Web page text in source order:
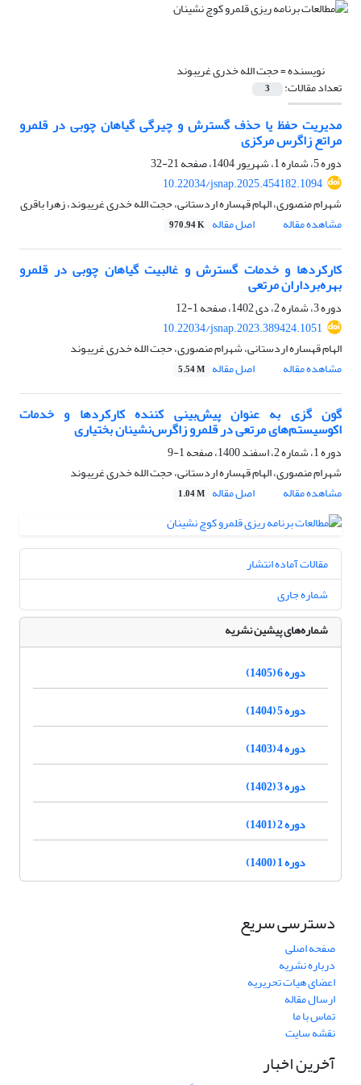
نویسنده =حجت الله خدری غریبوند
تعداد مقالات: 3
مدیریت حفظ یا حذف گسترش و چیرگی گیاهان چوبی در قلمرو
مراتع زاگرس مرکزی
دوره 5، شماره 1، شهریور 1404، صفحه
21-32
10.22034/jsnap.2025.454182.1094
شهرام منصوری، الهام قهساره اردستانی، حجت الله خدری غریبوند، زهرا باقری
مشاهده مقاله
اصل مقاله 970.94 K
کارکردها و خدمات گسترش و غالبیت گیاهان چوبی در قلمرو
بهره‌برداران مرتعی
دوره 3، شماره 2، دی 1402، صفحه
1-12
10.22034/jsnap.2023.389424.1051
الهام قهساره اردستانی، شهرام منصوری، حجت الله خدری غریبوند
مشاهده مقاله
اصل مقاله 5.54 M
گون گزی به عنوان پیش‌بینی کننده کارکردها و خدمات
اکوسیستم‌های مرتعی در قلمرو زاگرس‌نشینان بختیاری
دوره 1، شماره 2، اسفند 1400، صفحه
1-9
شهرام منصوری، الهام قهساره اردستانی، حجت الله خدری غریبوند
مشاهده مقاله
اصل مقاله 1.04 M
مقالات آماده انتشار
شماره جاری
شماره‌های پیشین نشریه
دوره 6 (1405)
دوره 5 (1404)
دوره 4 (1403)
دوره 3 (1402)
دوره 2 (1401)
دوره 1 (1400)
دسترسی سریع
صفحه اصلی
درباره نشریه
اعضای هیات تحریریه
ارسال مقاله
تماس با ما
نقشه سایت
آخرین اخبار